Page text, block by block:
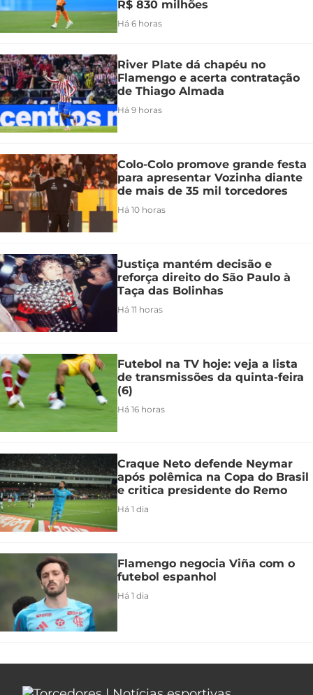
R$ 830 milhões
Há 6 horas
River Plate dá chapéu no
Flamengo e acerta contratação
de Thiago Almada
Há 9 horas
Colo-Colo promove grande festa
para apresentar Vozinha diante
de mais de 35 mil torcedores
Há 10 horas
Justiça mantém decisão e
reforça direito do São Paulo à
Taça das Bolinhas
Há 11 horas
Futebol na TV hoje: veja a lista
de transmissões da quinta-feira
(6)
Há 16 horas
Craque Neto defende Neymar
após polêmica na Copa do Brasil
e critica presidente do Remo
Há 1 dia
Flamengo negocia Viña com o
futebol espanhol
Há 1 dia